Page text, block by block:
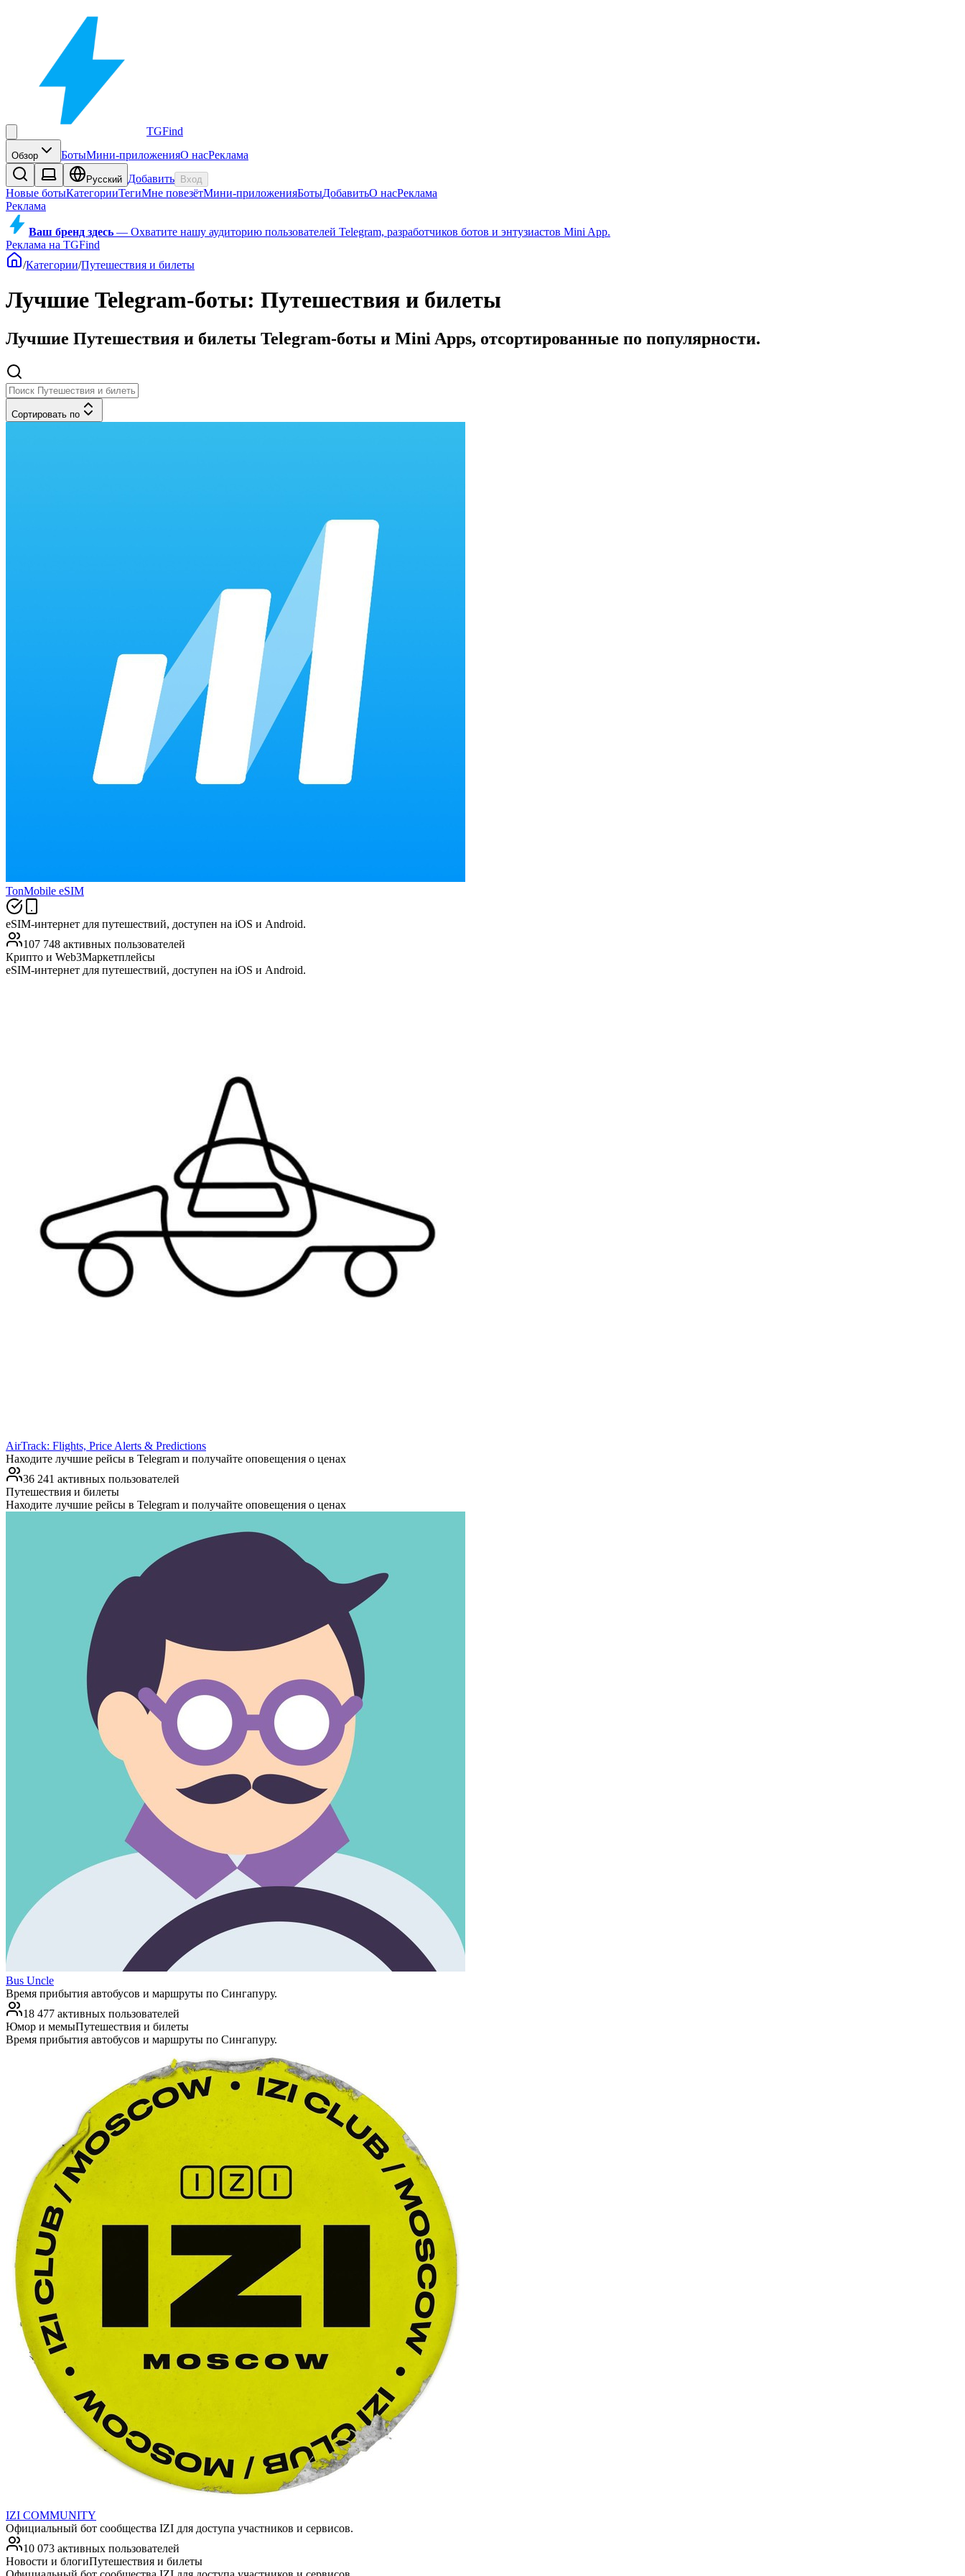
TGFind
Обзор БотыМини-приложенияО насРеклама
Русский Добавить Вход
Новые ботыКатегорииТегиМне повезётМини-приложенияБотыДобавитьО насРеклама
Реклама
Ваш бренд здесь — Охватите нашу аудиторию пользователей Telegram, разработчиков ботов и энтузиастов Mini App.
Реклама на TGFind
/Категории/Путешествия и билеты
Лучшие Telegram-боты: Путешествия и билеты
Лучшие Путешествия и билеты Telegram-боты и Mini Apps, отсортированные по популярности.
Сортировать по
TonMobile eSIM
eSIM-интернет для путешествий, доступен на iOS и Android.
107 748 активных пользователей
Крипто и Web3Маркетплейсы
eSIM-интернет для путешествий, доступен на iOS и Android.
AirTrack: Flights, Price Alerts & Predictions
Находите лучшие рейсы в Telegram и получайте оповещения о ценах
36 241 активных пользователей
Путешествия и билеты
Находите лучшие рейсы в Telegram и получайте оповещения о ценах
Bus Uncle
Время прибытия автобусов и маршруты по Сингапуру.
18 477 активных пользователей
Юмор и мемыПутешествия и билеты
Время прибытия автобусов и маршруты по Сингапуру.
IZI COMMUNITY
Официальный бот сообщества IZI для доступа участников и сервисов.
10 073 активных пользователей
Новости и блогиПутешествия и билеты